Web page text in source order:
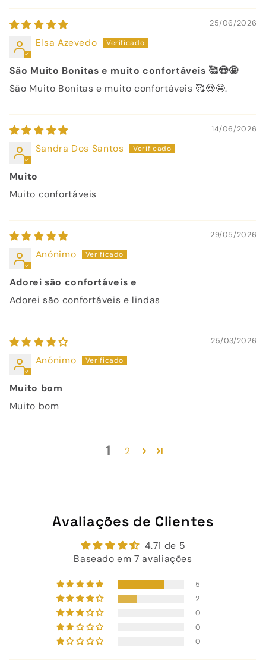
25/06/2026
Elsa Azevedo
São Muito Bonitas e muito confortáveis 🥰😍🤩
São Muito Bonitas e muito confortáveis 🥰😍🤩.
14/06/2026
Sandra Dos Santos
Muito
Muito confortáveis
29/05/2026
Anónimo
Adorei são confortáveis e
Adorei são confortáveis e lindas
25/03/2026
Anónimo
Muito bom
Muito bom
1 2
Avaliações de Clientes
4.71 de 5
Baseado em 7 avaliações
5
2
0
0
0